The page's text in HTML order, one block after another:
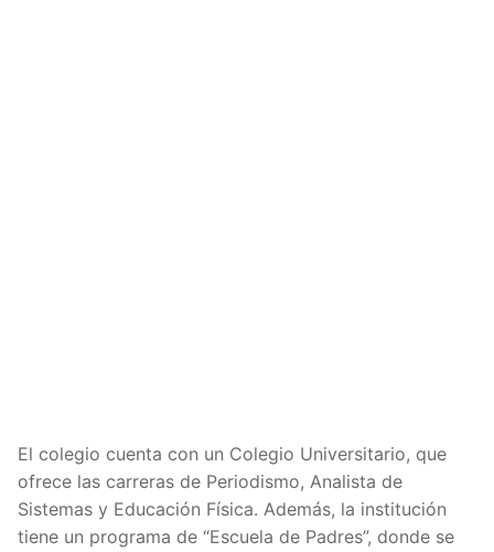
El colegio cuenta con un Colegio Universitario, que
ofrece las carreras de Periodismo, Analista de
Sistemas y Educación Física. Además, la institución
tiene un programa de “Escuela de Padres”, donde se